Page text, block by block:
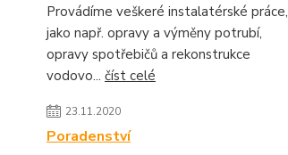
Provádíme veškeré instalatérské práce,
jako např. opravy a výměny potrubí,
opravy spotřebičů a rekonstrukce
vodovo... číst celé
23.11.2020
Poradenství